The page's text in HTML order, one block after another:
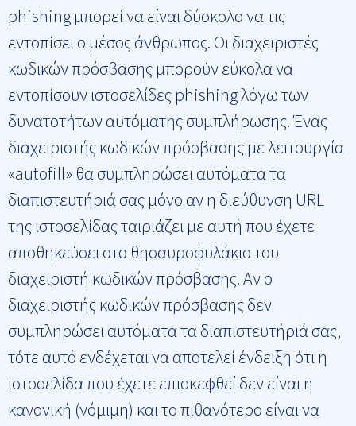
phishing μπορεί να είναι δύσκολο να τις
εντοπίσει ο μέσος άνθρωπος. Οι διαχειριστές
κωδικών πρόσβασης μπορούν εύκολα να
εντοπίσουν ιστοσελίδες phishing λόγω των
δυνατοτήτων αυτόματης συμπλήρωσης. Ένας
διαχειριστής κωδικών πρόσβασης με λειτουργία
«autofill» θα συμπληρώσει αυτόματα τα
διαπιστευτήριά σας μόνο αν η διεύθυνση URL
της ιστοσελίδας ταιριάζει με αυτή που έχετε
αποθηκεύσει στο θησαυροφυλάκιο του
διαχειριστή κωδικών πρόσβασης. Αν ο
διαχειριστής κωδικών πρόσβασης δεν
συμπληρώσει αυτόματα τα διαπιστευτήριά σας,
τότε αυτό ενδέχεται να αποτελεί ένδειξη ότι η
ιστοσελίδα που έχετε επισκεφθεί δεν είναι η
κανονική (νόμιμη) και το πιθανότερο είναι να